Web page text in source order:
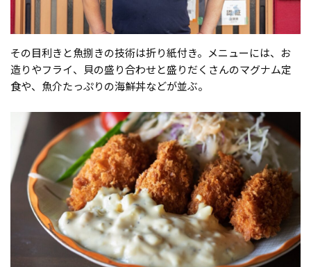
その目利きと魚捌きの技術は折り紙付き。メニューには、お
造りやフライ、貝の盛り合わせと盛りだくさんのマグナム定
食や、魚介たっぷりの海鮮丼などが並ぶ。